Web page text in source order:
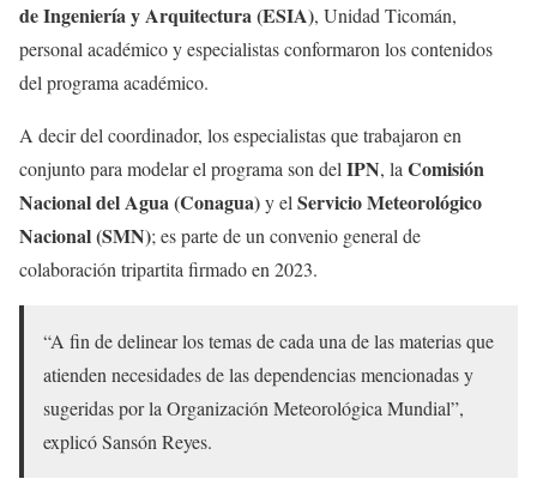
de Ingeniería y Arquitectura (ESIA), Unidad Ticomán,
personal académico y especialistas conformaron los contenidos
del programa académico.
A decir del coordinador, los especialistas que trabajaron en
conjunto para modelar el programa son del IPN, la Comisión
Nacional del Agua (Conagua)y el Servicio Meteorológico
Nacional (SMN); es parte de un convenio general de
colaboración tripartita firmado en 2023.
“A fin de delinear los temas de cada una de las materias que
atienden necesidades de las dependencias mencionadas y
sugeridas por la Organización Meteorológica Mundial”,
explicó Sansón Reyes.